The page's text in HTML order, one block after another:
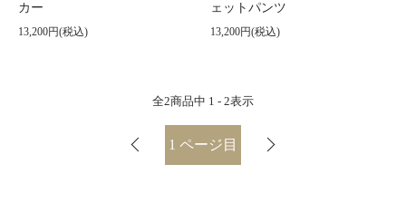
カー
13,200円(税込)
ェットパンツ
13,200円(税込)
全2商品中 1 - 2表示
1 ページ目